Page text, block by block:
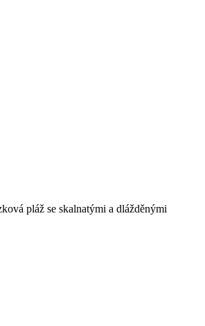
pláž se skalnatými a dlážděnými